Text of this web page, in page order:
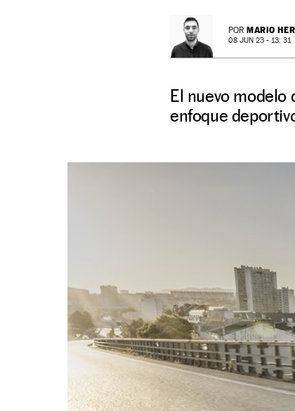
POR MARIO
08 JUN 23 - 13: 31
El nuevo modelo
enfoque